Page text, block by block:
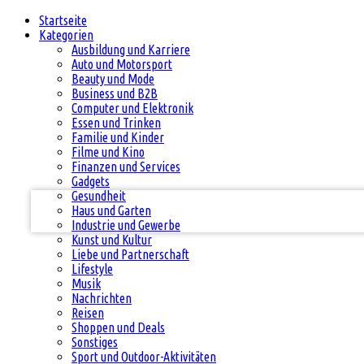
Startseite
Kategorien
Ausbildung und Karriere
Auto und Motorsport
Beauty und Mode
Business und B2B
Computer und Elektronik
Essen und Trinken
Familie und Kinder
Filme und Kino
Finanzen und Services
Gadgets
Gesundheit
Haus und Garten
Industrie und Gewerbe
Kunst und Kultur
Liebe und Partnerschaft
Lifestyle
Musik
Nachrichten
Reisen
Shoppen und Deals
Sonstiges
Sport und Outdoor-Aktivitäten
Ihr Passwort